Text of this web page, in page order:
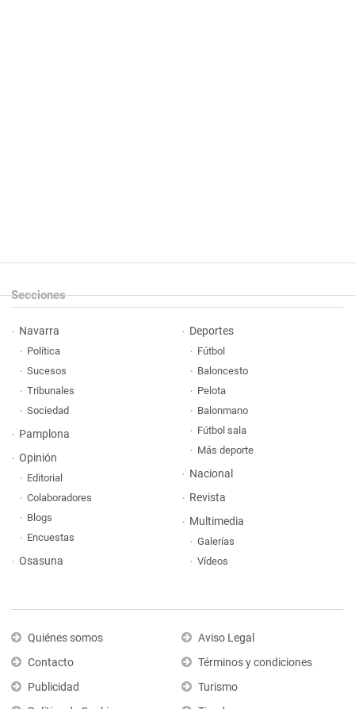
Secciones
Navarra
Política
Sucesos
Tribunales
Sociedad
Pamplona
Opinión
Editorial
Colaboradores
Blogs
Encuestas
Osasuna
Deportes
Fútbol
Baloncesto
Pelota
Balonmano
Fútbol sala
Más deporte
Nacional
Revista
Multimedia
Galerías
Vídeos
Quiénes somos
Contacto
Publicidad
Aviso Legal
Términos y condiciones
Turismo